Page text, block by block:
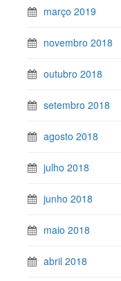
março 2019
novembro 2018
outubro 2018
setembro 2018
agosto 2018
julho 2018
junho 2018
maio 2018
abril 2018